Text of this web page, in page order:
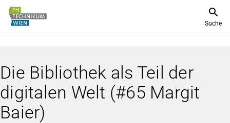
Suche
Die Bibliothek als Teil der
digitalen Welt (#65 Margit
Baier)